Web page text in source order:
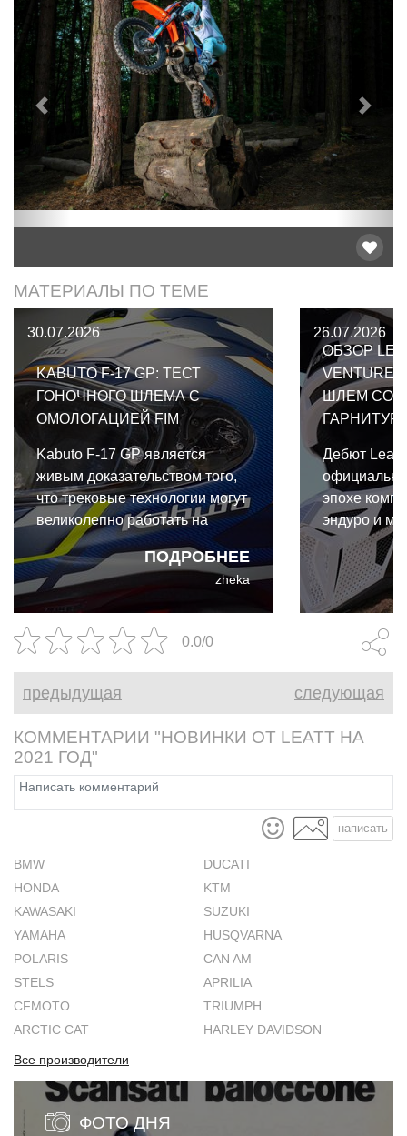
Предыдущий
МАТЕРИАЛЫ ПО ТЕМЕ
30.07.2026
KABUTO F-17 GP: ТЕСТ
ГОНОЧНОГО ШЛЕМА С
ОМОЛОГАЦИЕЙ FIM
ПОДРОБНЕЕ
Kabuto F-17 GP является
живым доказательством того,
что трековые технологии могут
великолепно работать на
улице. И даже для такого
райдера выходного дня, как я,
преимущества Kabuto F-17 GP
абсолютно реальны и
неоспоримы.
zheka
26.07.2026
ОБЗОР
VENTURE
ШЛЕМ СО
Дебют Leatt
эпохе
эндуро и
Cardo и
собой
бездорожья.
0.0/0
предыдущая следующая
КОММЕНТАРИИ "НОВИНКИ ОТ LEATT НА
2021 ГОД"
написать
BMW
DUCATI
HONDA
KTM
KAWASAKI
SUZUKI
YAMAHA
HUSQVARNA
POLARIS
CAN AM
STELS
APRILIA
CFMOTO
TRIUMPH
ARCTIC CAT
HARLEY DAVIDSON
Все производители
ФОТО ДНЯ